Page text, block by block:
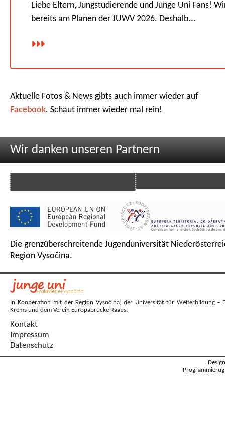
Liebe Eltern, Jungstudierende und Junge Uni Fans!
bereits am Planen der JUWV 2026. Deshalb...
Aktuelle Fotos & News gibts auch immer wieder auf
Facebook. Schaut immer wieder mal rein!
Wir danken unseren Partnern
Die grenzüberschreitende Jugenduniversität
Region Vysočina.
In Kooperation mit der Region Vysočina, der Universität für Weiterbildung –
Krems und dem Verein Europabrücke Raabs.
Kontakt
Impressum
Datenschutz